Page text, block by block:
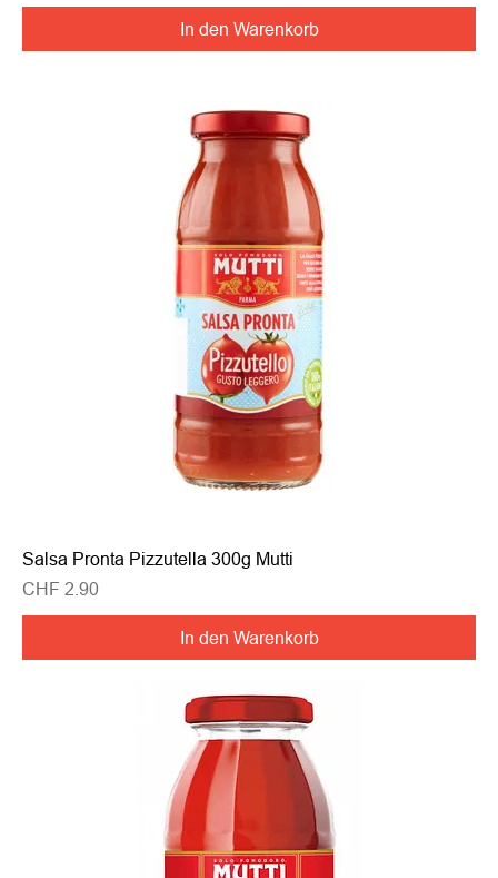
In den Warenkorb
Salsa Pronta Pizzutella 300g Mutti
Preis
CHF 2.90
In den Warenkorb